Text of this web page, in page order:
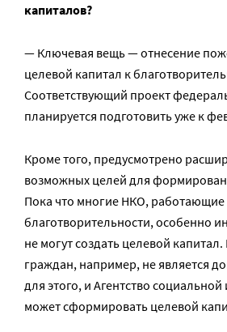
капиталов?
— Ключевая вещь — отнесение
целевой капитал к
Соответствующий проект
планируется подготовить уже к
Кроме того, предусмотрено
возможных целей для
Пока что многие НКО, работающие
благотворительности, особенно
не могут создать целевой
граждан, например, не является
для этого, и Агентство
может сформировать целевой